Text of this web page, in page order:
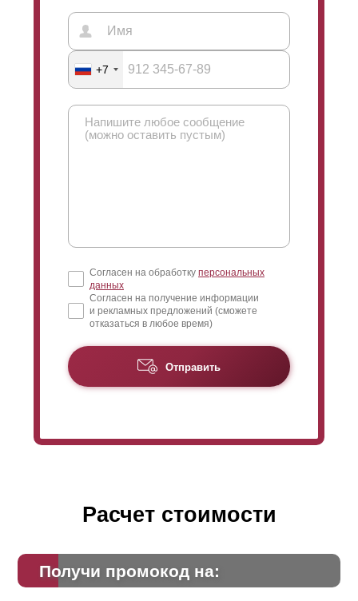
+7
Согласен на обработку персональных
данных
Согласен на получение информации
и рекламных предложений (сможете
отказаться в любое время)
Отправить
Расчет стоимости
Получи промокод на: